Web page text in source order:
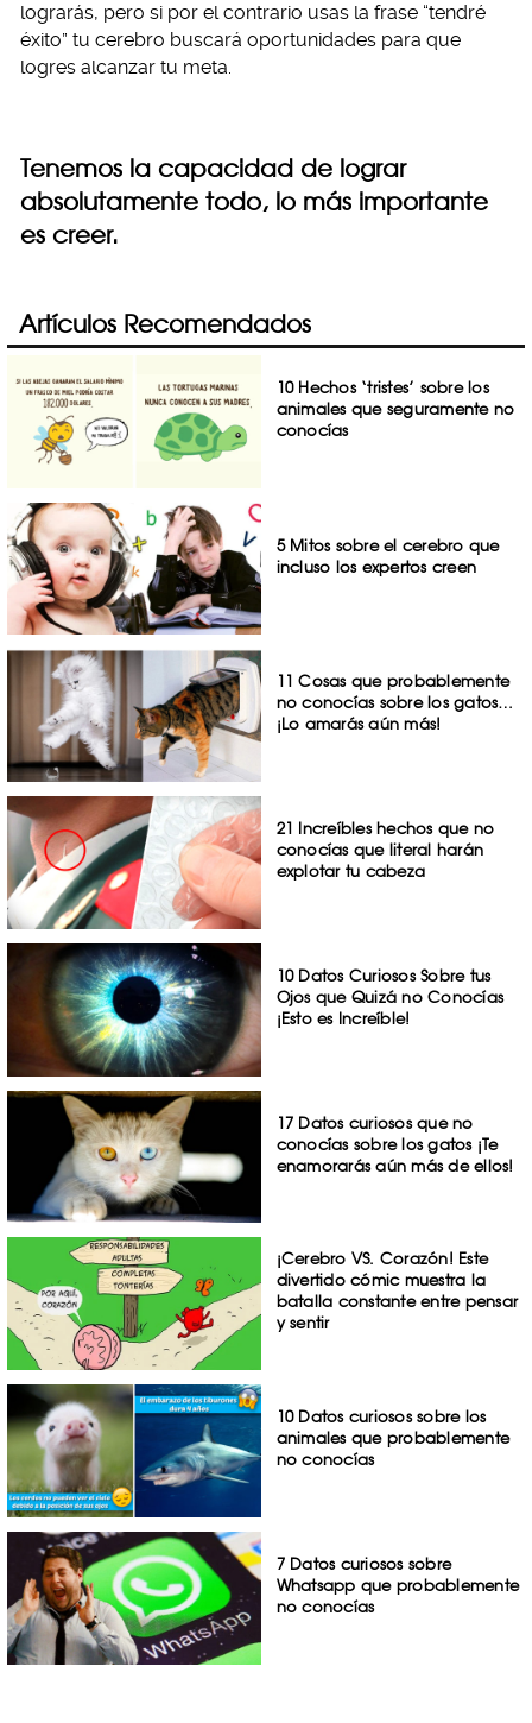
lograrás, pero si por el contrario usas la frase “tendré
éxito” tu cerebro buscará oportunidades para que
logres alcanzar tu meta.
Tenemos la capacidad de lograr
absolutamente todo, lo más importante
es creer.
Artículos Recomendados
10 Hechos ‘tristes’ sobre los
animales que seguramente no
conocías
5 Mitos sobre el cerebro que
incluso los expertos creen
11 Cosas que probablemente
no conocías sobre los gatos…
¡Lo amarás aún más!
21 Increíbles hechos que no
conocías que literal harán
explotar tu cabeza
10 Datos Curiosos Sobre tus
Ojos que Quizá no Conocías
¡Esto es Increíble!
17 Datos curiosos que no
conocías sobre los gatos ¡Te
enamorarás aún más de ellos!
¡Cerebro VS. Corazón! Este
divertido cómic muestra la
batalla constante entre pensar
y sentir
10 Datos curiosos sobre los
animales que probablemente
no conocías
7 Datos curiosos sobre
Whatsapp que probablemente
no conocías